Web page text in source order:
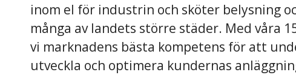
inom el för industrin och sköter belysning
många av landets större städer. Med våra
vi marknadens bästa kompetens för att
utveckla och optimera kundernas